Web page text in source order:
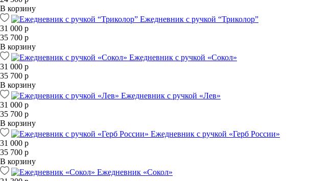
В корзину
Ежедневник с ручкой “Триколор”
31 000 р
35 700 р
В корзину
Ежедневник с ручкой «Сокол»
31 000 р
35 700 р
В корзину
Ежедневник с ручкой «Лев»
31 000 р
35 700 р
В корзину
Ежедневник с ручкой «Герб России»
31 000 р
35 700 р
В корзину
Ежедневник «Сокол»